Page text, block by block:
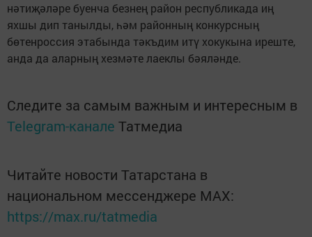
нәтиҗәләре буенча безнең район республикада иң
яхшы дип танылды, һәм районның конкурсның
бөтенроссия этабында тәкъдим итү хокукына иреште,
анда да аларның хезмәте лаеклы бәяләнде.
Следите за самым важным и интересным в
Telegram-канале Татмедиа
Читайте новости Татарстана в
национальном мессенджере MАХ:
https://max.ru/tatmedia